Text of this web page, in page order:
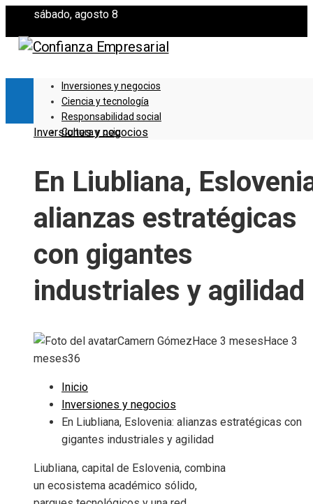
sábado, agosto 8
Inversiones y negocios
Ciencia y tecnología
Responsabilidad social
Cultura y ocio
Inversiones y negocios
En Liubliana,
alianzas estratégicas
con gigantes
industriales y agilidad
Camern Gómez Hace 3 meses Hace 3
meses36
Inicio
Inversiones y negocios
En Liubliana, Eslovenia: alianzas estratégicas con
gigantes industriales y agilidad
Liubliana, capital de Eslovenia, combina
un ecosistema académico sólido,